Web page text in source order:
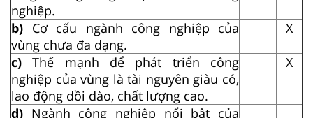
nghiệp.
b) Cơ cấu ngành công nghiệp của
vùng chưa đa dạng.
X
c) Thế mạnh để phát triển công
nghiệp của vùng là tài nguyên giàu có,
lao động dồi dào, chất lượng cao.
X
d) Ngành công nghiệp nổi bật của